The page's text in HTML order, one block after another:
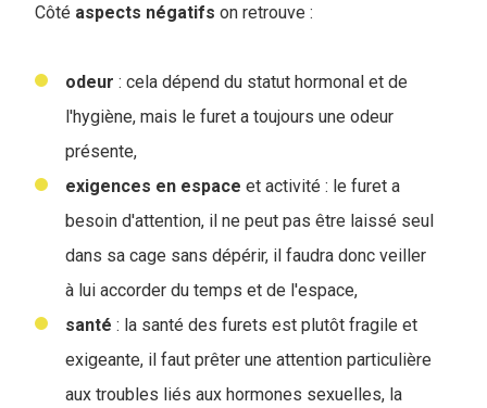
Côté aspects négatifs on retrouve :
odeur : cela dépend du statut hormonal et de
l'hygiène, mais le furet a toujours une odeur
présente,
exigences en espace et activité : le furet a
besoin d'attention, il ne peut pas être laissé seul
dans sa cage sans dépérir, il faudra donc veiller
à lui accorder du temps et de l'espace,
santé : la santé des furets est plutôt fragile et
exigeante, il faut prêter une attention particulière
aux troubles liés aux hormones sexuelles, la